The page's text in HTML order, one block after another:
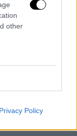
other
Privacy Policy
αν
να γίνει στο
στη
καθιστά
πιθανής